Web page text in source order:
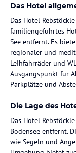
Das Hotel
Das Hotel
familiengeführtes
See entfernt. Es
regionaler und
Leihfahrräder und
Ausgangspunkt für
Parkplätze und
Die Lage des
Das Hotel
Bodensee entfernt.
wie Segeln und